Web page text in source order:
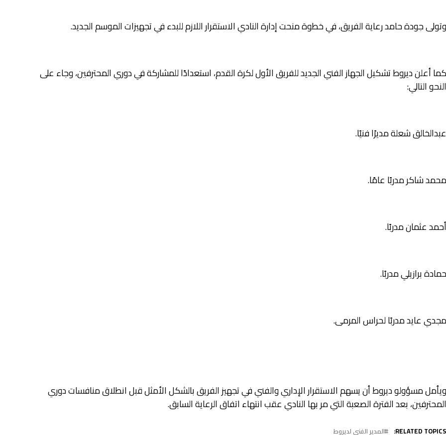
وتولى جودة حامد رعاية الفريق، في خطوة منحت إدارة النادي الاستقرار اللازم للبدء في تجهيزات الموسم الجديد.
كما أعلن ديروط تشكيل الجهاز الفني الجديد للفريق الأول لكرة القدم، استعدادًا للمشاركة في دوري المحترفين، وجاء على
النحو التالي:
عبدالخالق شعلة مديرًا فنيًا.
محمد شاكر مدربًا عامًا.
أحمد عثمان مدربًا.
حمادة برازيلي مدربًا.
مجدي عايد مدربًا لحراس المرمى.
ويأمل مسؤولو ديروط أن يسهم الاستقرار الإداري والفني في تجهيز الفريق بالشكل الأمثل قبل انطلاق منافسات دوري
المحترفين، بعد الفترة الصعبة التي مر بها النادي عقب انتهاء اتفاق الرعاية السابق.
RELATED TOPICS: المدير الفنى لديروط